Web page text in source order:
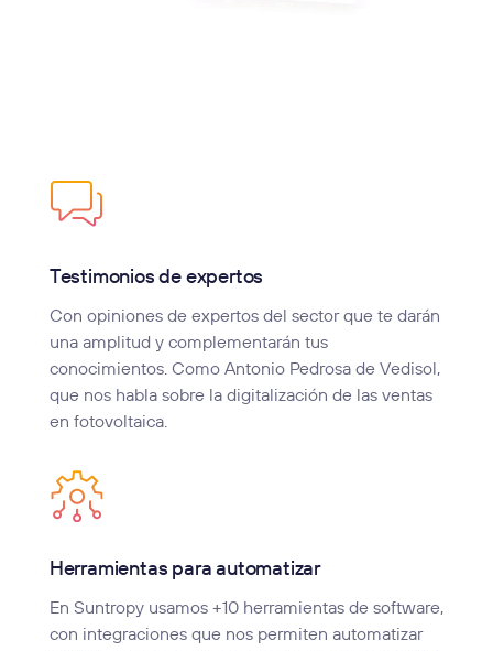
Testimonios de expertos
Con opiniones de expertos del sector que te darán
una amplitud y complementarán tus
conocimientos. Como Antonio Pedrosa de Vedisol,
que nos habla sobre la digitalización de las ventas
en fotovoltaica.
Herramientas para automatizar
En Suntropy usamos +10 herramientas de software,
con integraciones que nos permiten automatizar